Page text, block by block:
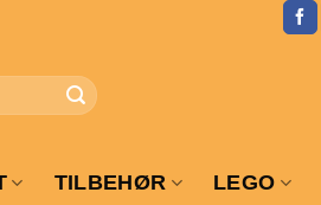
TILBEHØR LEGO